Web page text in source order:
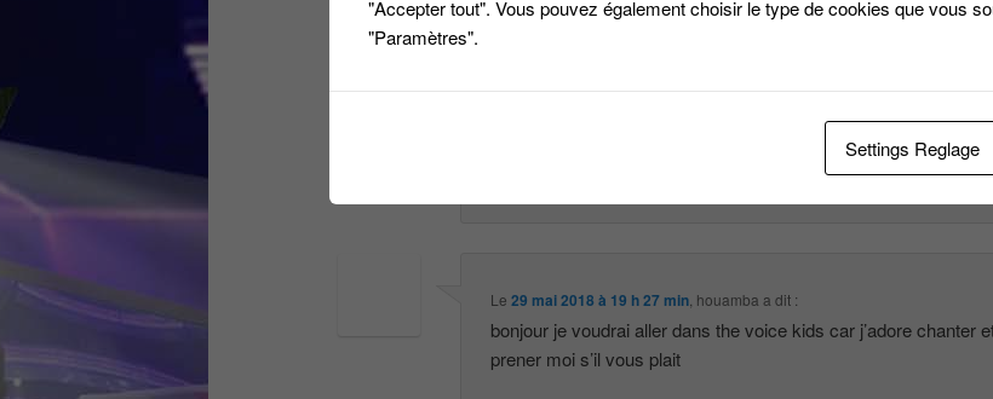
bonjour je voudrai inscrire ma fille a the voice kids comment
Le29 mai 2018 à 19 h 27 min houamba a dit :
bonjour je voudrai aller dans the voice kids car j’adore chanter
prener moi s’il vous plait
"Accepter tout". Vous pouvez également choisir le type de cookies que vous
"Paramètres".
Settings Reglage